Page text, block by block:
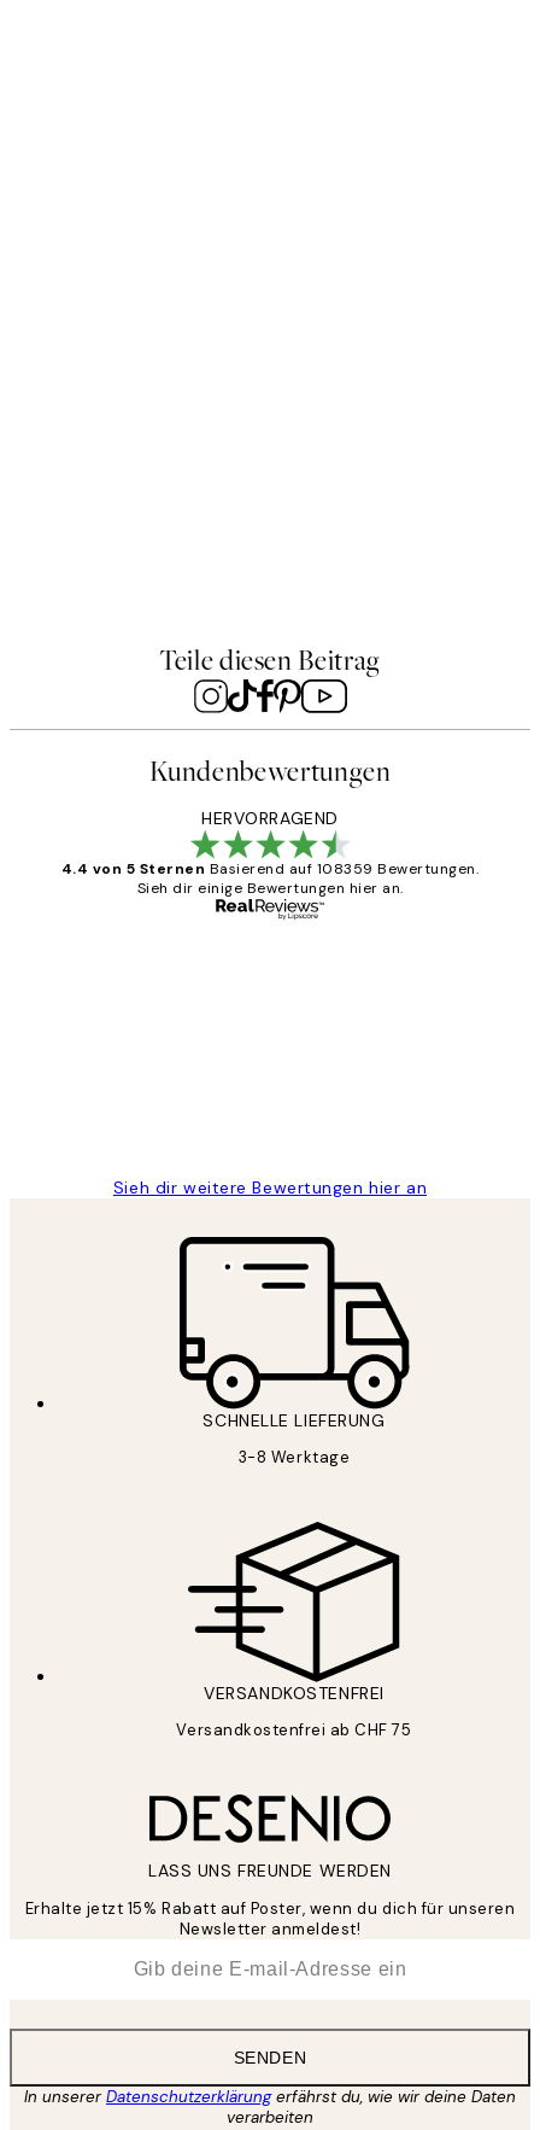
Teile diesen Beitrag
Kundenbewertungen
HERVORRAGEND
4.4 von 5 Sternen Basierend auf 108359 Bewertungen.
Sieh dir einige Bewertungen hier an.
Sieh dir weitere Bewertungen hier an
SCHNELLE LIEFERUNG
3-8 Werktage
VERSANDKOSTENFREI
Versandkostenfrei ab CHF 75
LASS UNS FREUNDE WERDEN
Erhalte jetzt 15% Rabatt auf Poster, wenn du dich für unseren
Newsletter anmeldest!
SENDEN
In unsererDatenschutzerklärungerfährst du, wie wir deine Daten
verarbeiten